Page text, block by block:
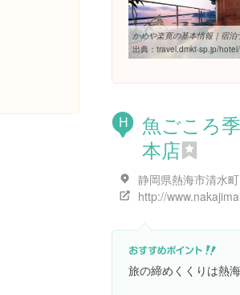
出典： travel.dmkt-sp.jp/hotel/4332034/
H
魚ごころ
本店
旅の締めくくりは熱